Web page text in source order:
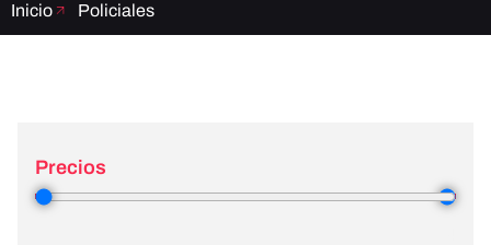
Inicio Policiales
Precios